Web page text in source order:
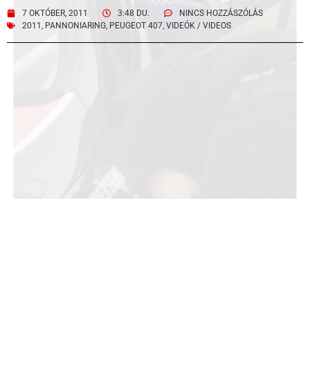
7 OKTÓBER, 2011 3:48 DU.
NINCS HOZZÁSZÓLÁS
2011 , PANNONIARING, PEUGEOT 407, VIDEÓK / VIDEOS